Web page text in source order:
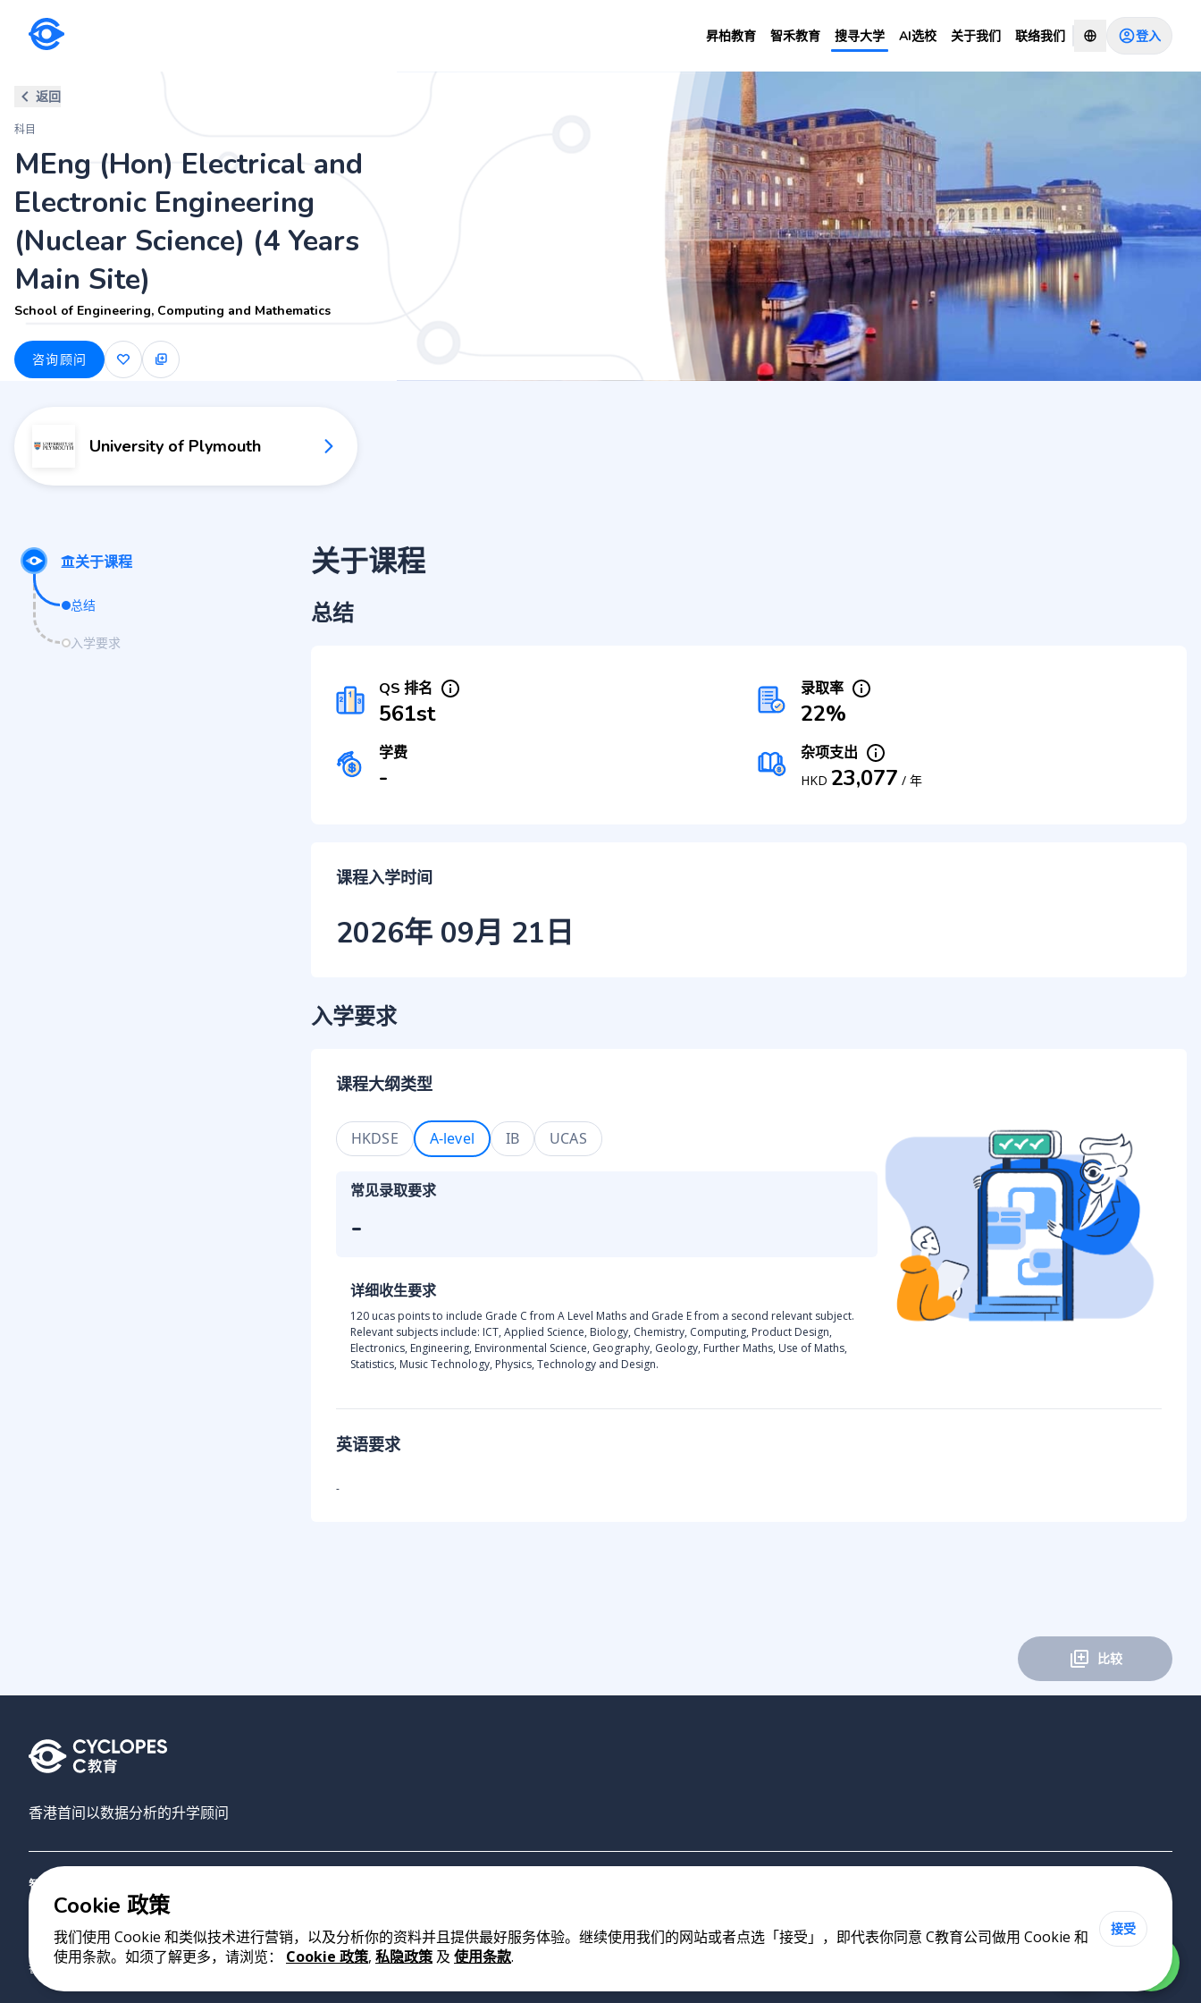
昇柏教育 智禾教育 搜寻大学 AI选校 关于我们 联络我们 登入
MEng (Hon) Electrical and Electronic Engineering (Nuclear Science) (4 Years Main Site)
返回
科目
MEng (Hon) Electrical and
Electronic Engineering
(Nuclear Science) (4 Years
Main Site)
School of Engineering, Computing and Mathematics
咨询顾问
University of Plymouth
关于课程
总结
入学要求
关于课程
总结
QS 排名
561st
录取率
22%
学费
-
杂项支出
HKD 23,077 /年
课程入学时间
2026年 09月 21日
入学要求
课程大纲类型
HKDSE A-level IB UCAS
常见录取要求
-
详细收生要求
120 ucas points to include Grade C from A Level Maths and Grade E from a second relevant subject.
Relevant subjects include: ICT, Applied Science, Biology, Chemistry, Computing, Product Design,
Electronics, Engineering, Environmental Science, Geography, Geology, Further Maths, Use of Maths,
Statistics, Music Technology, Physics, Technology and Design.
英语要求
-
比较
香港首间以数据分析的升学顾问
智禾教育
版权 2023 Cyclopes® • v0.31.0
香港铜锣湾勿地臣街1号时代广场2座28楼07室
Cookie 政策
我们使用 Cookie 和类似技术进行营销，以及分析你的资料并且提供最好服务体验。继续使用我们的网站或者点选「接受」，即代表你同意 C教育公司做用 Cookie 和
使用条款。如须了解更多，请浏览：
Cookie 政策, 私隐政策 及 使用条款.
接受